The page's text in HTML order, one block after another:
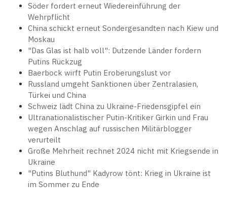
Söder fordert erneut Wiedereinführung der
Wehrpflicht
China schickt erneut Sondergesandten nach Kiew und
Moskau
"Das Glas ist halb voll": Dutzende Länder fordern
Putins Rückzug
Baerbock wirft Putin Eroberungslust vor
Russland umgeht Sanktionen über Zentralasien,
Türkei und China
Schweiz lädt China zu Ukraine-Friedensgipfel ein
Ultranationalistischer Putin-Kritiker Girkin und Frau
wegen Anschlag auf russischen Militärblogger
verurteilt
Große Mehrheit rechnet 2024 nicht mit Kriegsende in
Ukraine
"Putins Bluthund" Kadyrow tönt: Krieg in Ukraine ist
im Sommer zu Ende